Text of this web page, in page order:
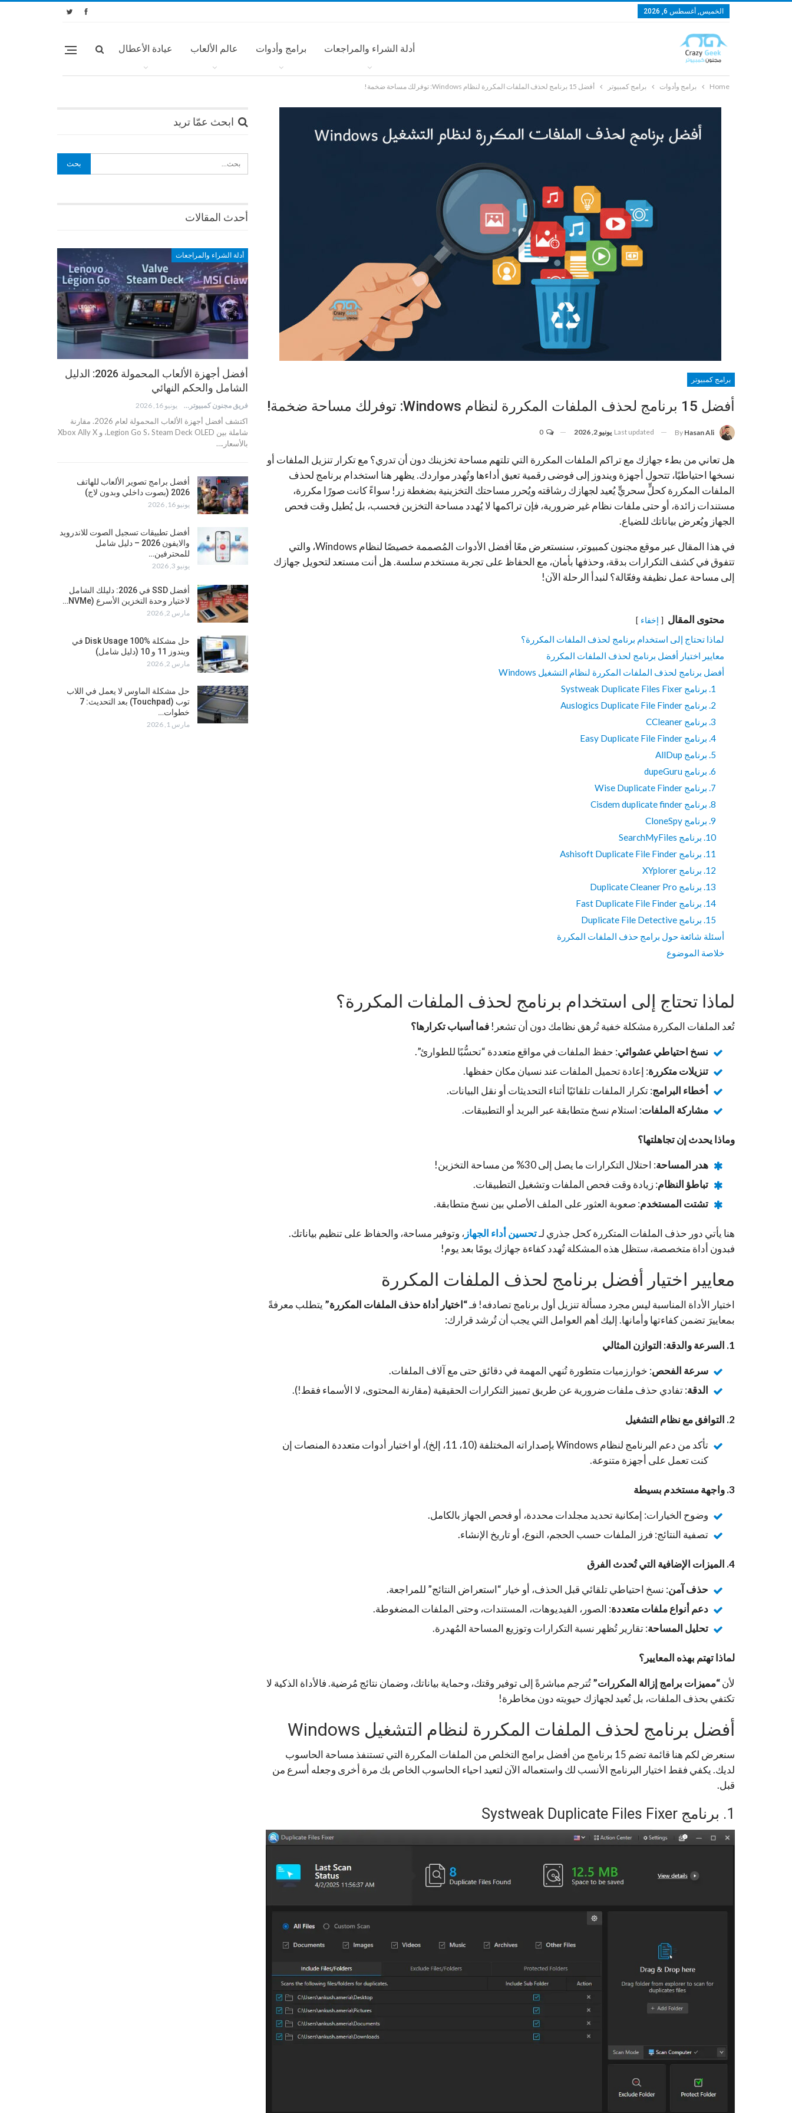
الخميس, أغسطس 6, 2026
أدلة الشراء والمراجعات برامج وأدوات عالم الألعاب عيادة الأعطال
Home برامج وأدوات برامج كمبيوتر أفضل 15 برنامج لحذف الملفات المكررة لنظام Windows: توفرلك مساحة ضخمة!
برامج كمبيوتر
أفضل 15 برنامج لحذف الملفات المكررة لنظام Windows: توفرلك مساحة ضخمة!
By Hasan Ali
Last updated يونيو 2, 2026
هل تعاني من بطء جهازك مع تراكم الملفات المكررة التي تلتهم مساحة تخزينك دون أن تدري؟ مع تكرار تنزيل الملفات أو
نسخها احتياطيًا، تتحول أجهزة ويندوز إلى فوضى رقمية تعيق أداءها وتُهدر مواردك. يظهر هنا استخدام برنامج لحذف
الملفات المكررة كحلٍّ سحريٍّ يُعيد لجهازك رشاقته ويُحرر مساحتك التخزينية بضغطة زر! سواءً كانت صورًا مكررة،
مستندات زائدة، أو حتى ملفات نظام غير ضرورية، فإن تراكمها لا يُهدد مساحة التخزين فحسب، بل يُطيل وقت فحص
الجهاز ويُعرض بياناتك للضياع.
في هذا المقال عبر موقع مجنون كمبيوتر، سنستعرض معًا أفضل الأدوات المُصممة خصيصًا لنظام Windows، والتي
تتفوق في كشف التكرارات بدقة، وحذفها بأمان، مع الحفاظ على تجربة مستخدم سلسة. هل أنت مستعد لتحويل جهازك
إلى مساحة عمل نظيفة وفعّالة؟ لنبدأ الرحلة الآن!
محتوى المقال إخفاء
لماذا تحتاج إلى استخدام برنامج لحذف الملفات المكررة؟
معايير اختيار أفضل برنامج لحذف الملفات المكررة
أفضل برنامج لحذف الملفات المكررة لنظام التشغيل Windows
1. برنامج Systweak Duplicate Files Fixer
2. برنامج Auslogics Duplicate File Finder
3. برنامج CCleaner
4. برنامج Easy Duplicate File Finder
5. برنامج AllDup
6. برنامج dupeGuru
7. برنامج Wise Duplicate Finder
8. برنامج Cisdem duplicate finder
9. برنامج CloneSpy
10. برنامج SearchMyFiles
11. برنامج Ashisoft Duplicate File Finder
12. برنامج XYplorer
13. برنامج Duplicate Cleaner Pro
14. برنامج Fast Duplicate File Finder
15. برنامج Duplicate File Detective
أسئلة شائعة حول برامج حذف الملفات المكررة
خلاصة الموضوع
لماذا تحتاج إلى استخدام برنامج لحذف الملفات المكررة؟
تُعد الملفات المكررة مشكلة خفية تُرهق نظامك دون أن تشعر! فما أسباب تكرارها؟
نسخ احتياطي عشوائي: حفظ الملفات في مواقع متعددة “تحسُّبًا للطوارئ”.
تنزيلات متكررة: إعادة تحميل الملفات عند نسيان مكان حفظها.
أخطاء البرامج: تكرار الملفات تلقائيًا أثناء التحديثات أو نقل البيانات.
مشاركة الملفات: استلام نسخ متطابقة عبر البريد أو التطبيقات.
وماذا يحدث إن تجاهلتها؟
هدر المساحة: احتلال التكرارات ما يصل إلى 30% من مساحة التخزين!
تباطؤ النظام: زيادة وقت فحص الملفات وتشغيل التطبيقات.
تشتت المستخدم: صعوبة العثور على الملف الأصلي بين نسخ متطابقة.
هنا يأتي دور حذف الملفات المتكررة كحل جذري لـتحسين أداء الجهاز ، وتوفير مساحة، والحفاظ على تنظيم بياناتك.
فبدون أداة متخصصة، ستظل هذه المشكلة تُهدد كفاءة جهازك يومًا بعد يوم!
معايير اختيار أفضل برنامج لحذف الملفات المكررة
اختيار الأداة المناسبة ليس مجرد مسألة تنزيل أول برنامج تصادفه! فـ“اختيار أداة حذف الملفات المكررة” يتطلب معرفةً
بمعاييرَ تضمن كفاءتها وأمانها. إليك أهم العوامل التي يجب أن تُرشد قرارك:
1. السرعة والدقة: التوازن المثالي
سرعة الفحص: خوارزميات متطورة تُنهي المهمة في دقائق حتى مع آلاف الملفات.
الدقة: تفادي حذف ملفات ضرورية عن طريق تمييز التكرارات الحقيقية (مقارنة المحتوى، لا الأسماء فقط!).
2. التوافق مع نظام التشغيل
تأكد من دعم البرنامج لنظام Windows بإصداراته المختلفة (10، 11، إلخ)، أو اختيار أدوات متعددة المنصات إن
كنت تعمل على أجهزة متنوعة.
3. واجهة مستخدم بسيطة
وضوح الخيارات: إمكانية تحديد مجلدات محددة، أو فحص الجهاز بالكامل.
تصفية النتائج: فرز الملفات حسب الحجم، النوع، أو تاريخ الإنشاء.
4. الميزات الإضافية التي تُحدث الفرق
حذف آمن: نسخ احتياطي تلقائي قبل الحذف، أو خيار “استعراض النتائج” للمراجعة.
دعم أنواع ملفات متعددة: الصور، الفيديوهات، المستندات، وحتى الملفات المضغوطة.
تحليل المساحة: تقارير تُظهر نسبة التكرارات وتوزيع المساحة المُهدرة.
لماذا تهتم بهذه المعايير؟
لأن“مميزات برامج إزالة المكررات”تُترجم مباشرةً إلى توفير وقتك، وحماية بياناتك، وضمان نتائج مُرضية. فالأداة الذكية لا
تكتفي بحذف الملفات، بل تُعيد لجهازك حيويته دون مخاطرة!
أفضل برنامج لحذف الملفات المكررة لنظام التشغيل Windows
سنعرض لكم هنا قائمة تضم 15 برنامج من أفضل برامج التخلص من الملفات المكررة التي تستنفذ مساحة الحاسوب
لديك. يكفي فقط اختيار البرنامج الأنسب لك واستعماله الآن لتعيد احياء الحاسوب الخاص بك مرة أخرى وجعله أسرع من
قبل.
1. برنامج Systweak Duplicate Files Fixer
ابحث عمّا تريد
أحدث المقالات
أدلة الشراء والمراجعات
أفضل أجهزة الألعاب المحمولة 2026: الدليل
الشامل والحكم النهائي
فريق مجنون كمبيوتر يونيو 16, 2026
اكتشف أفضل أجهزة الألعاب المحمولة لعام 2026. مقارنة
شاملة بين Legion Go S، Steam Deck OLED، و Xbox Ally X
بالأسعار.…
أفضل برامج تصوير الألعاب للهاتف
2026 (بصوت داخلي وبدون لاج)
يونيو 16, 2026
أفضل تطبيقات تسجيل الصوت للاندرويد
والايفون 2026 – دليل شامل
للمحترفين…
يونيو 3, 2026
أفضل SSD في 2026: دليلك الشامل
لاختيار وحدة التخزين الأسرع (NVMe…
مارس 2, 2026
حل مشكلة Disk Usage 100% في
ويندوز 11 و 10 (دليل شامل)
مارس 2, 2026
حل مشكلة الماوس لا يعمل في اللاب
توب (Touchpad) بعد التحديث: 7
خطوات…
مارس 1, 2026